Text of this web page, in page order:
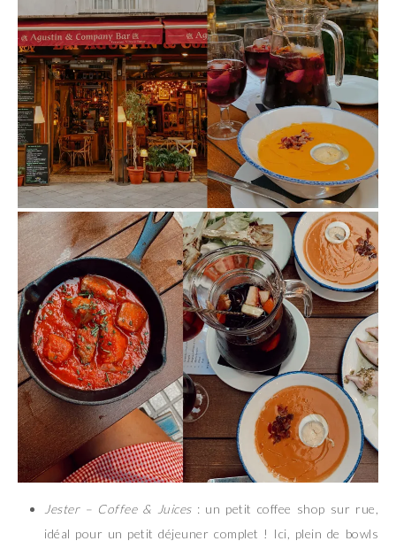
Jester – Coffee & Juices: un petit coffee shop sur rue,
idéal pour un petit déjeuner complet ! Ici, plein de bowls